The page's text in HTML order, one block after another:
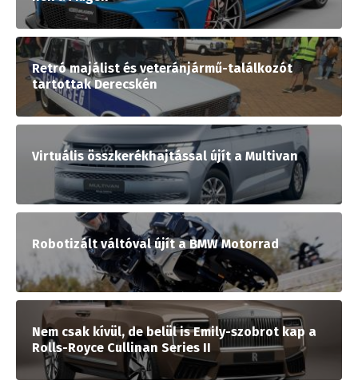
Retró majálist és veteránjármű-találkozót
tartottak Derecskén
Virtuális összkerékhajtással újít a Multivan
Robotizált váltóval újít a BMW Motorrad
Nem csak kívül, de belül is Emily-szobrot kap a
Rolls-Royce Cullinan Series II